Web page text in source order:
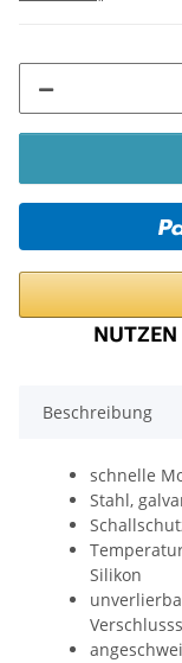
Beschreibung
schnelle
Stahl,
Silikon